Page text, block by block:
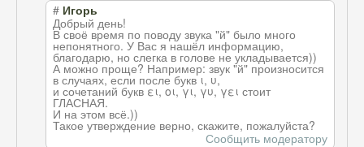
# Игорь
Добрый день!
В своё время по поводу звука "й" было много
непонятного. У Вас я нашёл информацию,
благодарю, но слегка в голове не укладывается))
А можно проще? Например: звук "й" произносится
в случаях, если после букв ι, υ,
и сочетаний букв ει, οι, γι, γυ, γει стоит
ГЛАСНАЯ.
И на этом всё.))
Такое утверждение верно, скажите, пожалуйста?
Сообщить модератору